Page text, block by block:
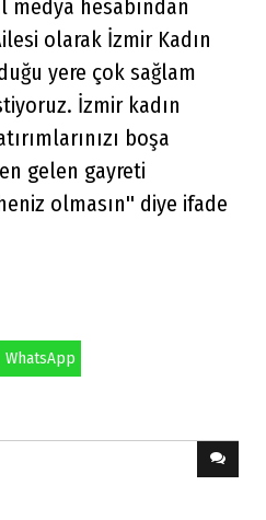
hesabından
olarak İzmir Kadın
yere çok sağlam
İzmir kadın
boşa
gelen gayreti
olmasın'' diye ifade
WhatsApp